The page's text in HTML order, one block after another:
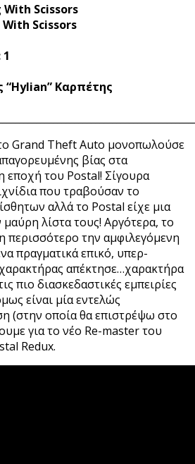
With Scissors
Scissors
1
“Hylian” Καρπέτης
Grand Theft Auto μονοπωλούσε
βίας στα
εποχή του Postal! Σίγουρα
που τραβούσαν το
αλλά το Postal είχε μια
λίστα τους! Αργότερα, το
περισσότερο την αμφιλεγόμενη
πραγματικά επικό, υπερ-
απέκτησε…χαρακτήρα
πιο διασκεδαστικές εμπειρίες
είναι μία εντελώς
(στην οποία θα επιστρέψω στο
για το νέο Re-master του
Redux.